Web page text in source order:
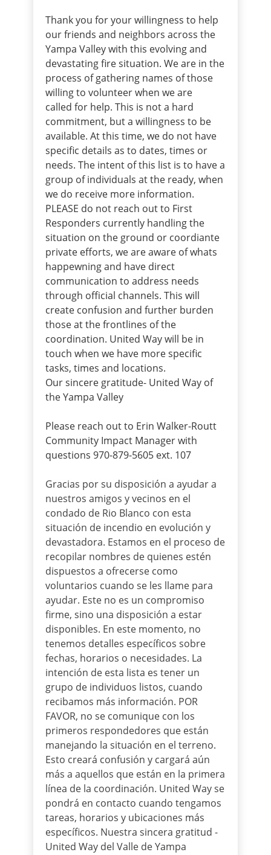
Thank you for your willingness to help
our friends and neighbors across the
Yampa Valley with this evolving and
devastating fire situation. We are in the
process of gathering names of those
willing to volunteer when we are
called for help. This is not a hard
commitment, but a willingness to be
available. At this time, we do not have
specific details as to dates, times or
needs. The intent of this list is to have a
group of individuals at the ready, when
we do receive more information.
PLEASE do not reach out to First
Responders currently handling the
situation on the ground or coordiante
private efforts, we are aware of whats
happewning and have direct
communication to address needs
through official channels. This will
create confusion and further burden
those at the frontlines of the
coordination. United Way will be in
touch when we have more specific
tasks, times and locations.
Our sincere gratitude- United Way of
the Yampa Valley
Please reach out to Erin Walker-Routt
Community Impact Manager with
questions 970-879-5605 ext. 107
Gracias por su disposición a ayudar a
nuestros amigos y vecinos en el
condado de Rio Blanco con esta
situación de incendio en evolución y
devastadora. Estamos en el proceso de
recopilar nombres de quienes estén
dispuestos a ofrecerse como
voluntarios cuando se les llame para
ayudar. Este no es un compromiso
firme, sino una disposición a estar
disponibles. En este momento, no
tenemos detalles específicos sobre
fechas, horarios o necesidades. La
intención de esta lista es tener un
grupo de individuos listos, cuando
recibamos más información. POR
FAVOR, no se comunique con los
primeros respondedores que están
manejando la situación en el terreno.
Esto creará confusión y cargará aún
más a aquellos que están en la primera
línea de la coordinación. United Way se
pondrá en contacto cuando tengamos
tareas, horarios y ubicaciones más
específicos. Nuestra sincera gratitud -
United Way del Valle de Yampa